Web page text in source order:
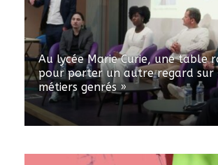
Au lycée Marie Curie, une table
pour porter un autre regard sur
métiers genrés »